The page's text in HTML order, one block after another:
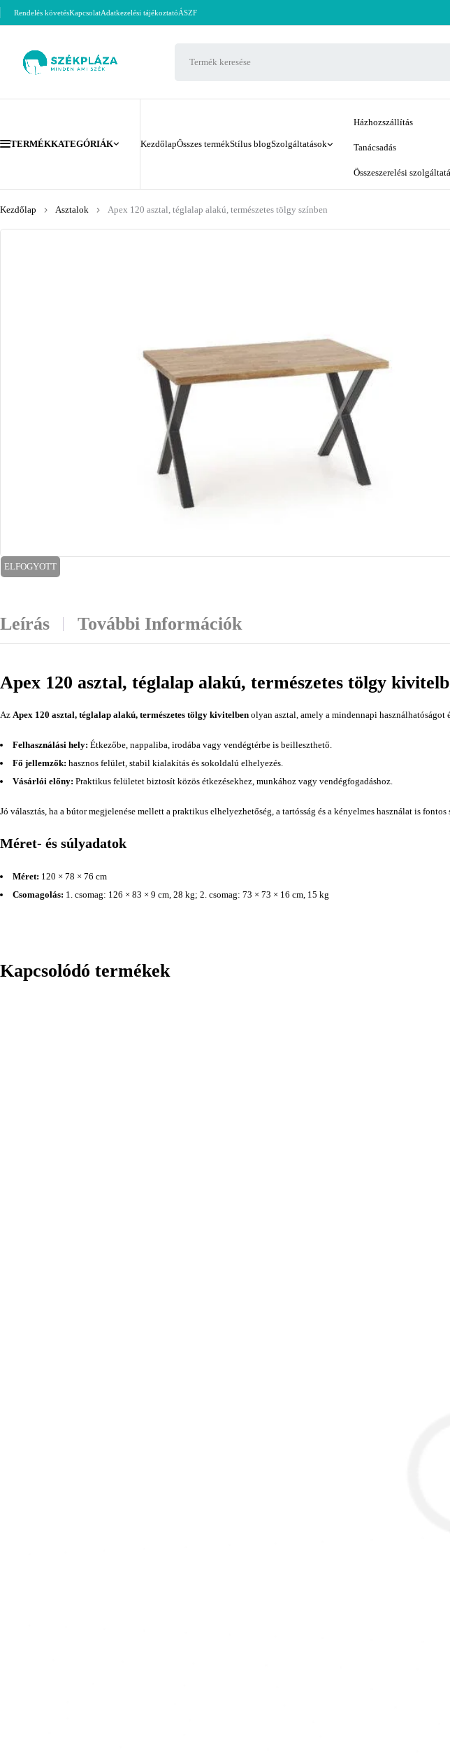
Rendelés követésKapcsolatAdatkezelési tájékoztatóÁSZF
TERMÉKKATEGÓRIÁK KezdőlapÖsszes termékStílus blogSzolgáltatások
Házhozszállítás
Tanácsadás
Összeszerelési
Kezdőlap Asztalok Apex 120 asztal, téglalap alakú, természetes tölgy színben
ELFOGYOTT
Leírás További Információk
Apex 120 asztal, téglalap alakú, természetes tölgy
Az Apex 120 asztal, téglalap alakú, természetes tölgy kivitelben olyan asztal, amely a mindennapi használhatóságot
Felhasználási hely: Étkezőbe, nappaliba, irodába vagy vendégtérbe is beilleszthető.
Fő jellemzők: hasznos felület, stabil kialakítás és sokoldalú elhelyezés.
Vásárlói előny: Praktikus felületet biztosít közös étkezésekhez, munkához vagy vendégfogadáshoz.
Jó választás, ha a bútor megjelenése mellett a praktikus elhelyezhetőség, a tartósság és a kényelmes használat is fontos
Méret- és súlyadatok
Méret: 120 × 78 × 76 cm
Csomagolás: 1. csomag: 126 × 83 × 9 cm, 28 kg; 2. csomag: 73 × 73 × 16 cm, 15 kg
Kapcsolódó termékek